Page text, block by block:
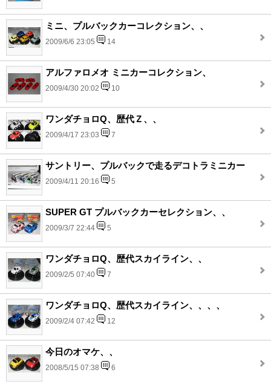
ミニ、プルバックカーコレクション、、
2009/6/6 23:05 14
アルファロメオ ミニカーコレクション、
2009/4/30 20:02 10
ワンダチョロQ、歴代Ｚ、、
2009/4/17 23:03 7
サントリー、プルバックで走るデコトラミニカー
2009/4/11 20:16 5
SUPER GT プルバックカーセレクション、、
2009/3/7 22:44 5
ワンダチョロQ、歴代スカイライン、、
2009/2/5 07:40 7
ワンダチョロQ、歴代スカイライン、、、、
2009/2/4 07:42 12
今日のオマケ、、
2008/5/15 07:38 6